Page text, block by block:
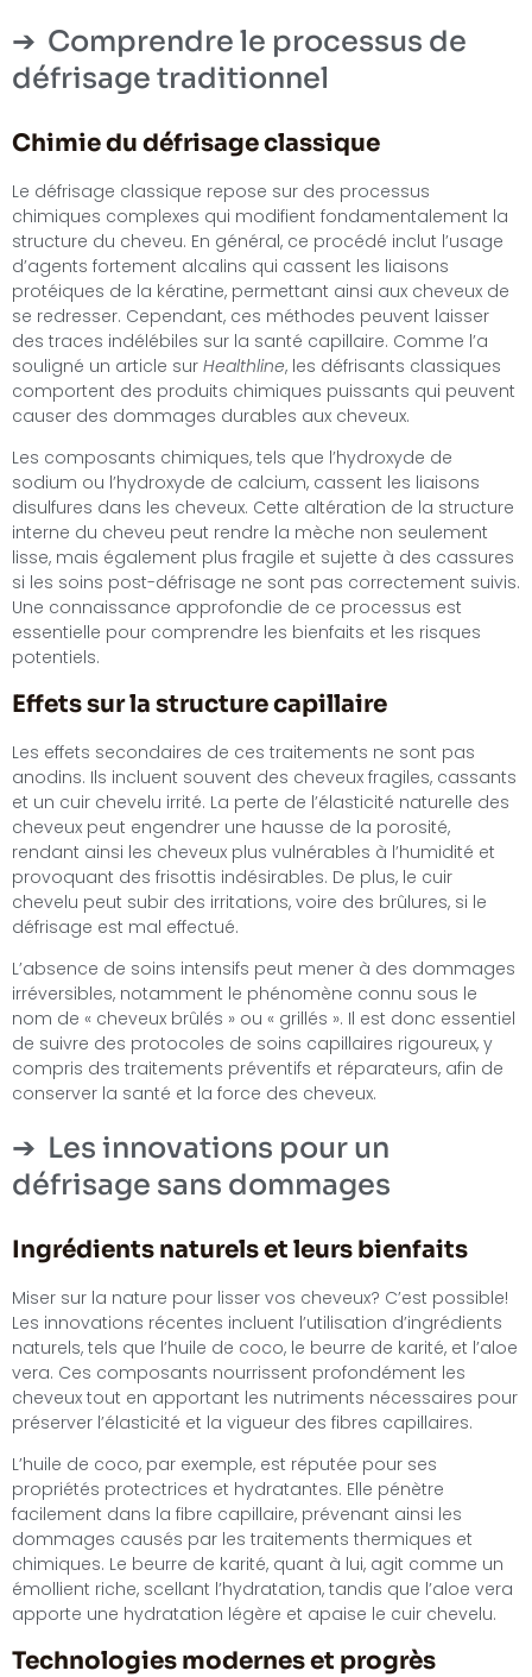
Comprendre le processus de
défrisage traditionnel
Chimie du défrisage classique
Le défrisage classique repose sur des processus
chimiques complexes qui modifient fondamentalement la
structure du cheveu. En général, ce procédé inclut l’usage
d’agents fortement alcalins qui cassent les liaisons
protéiques de la kératine, permettant ainsi aux cheveux de
se redresser. Cependant, ces méthodes peuvent laisser
des traces indélébiles sur la santé capillaire. Comme l’a
souligné un article sur Healthline, les défrisants classiques
comportent des produits chimiques puissants qui peuvent
causer des dommages durables aux cheveux.
Les composants chimiques, tels que l’hydroxyde de
sodium ou l’hydroxyde de calcium, cassent les liaisons
disulfures dans les cheveux. Cette altération de la structure
interne du cheveu peut rendre la mèche non seulement
lisse, mais également plus fragile et sujette à des cassures
si les soins post-défrisage ne sont pas correctement suivis.
Une connaissance approfondie de ce processus est
essentielle pour comprendre les bienfaits et les risques
potentiels.
Effets sur la structure capillaire
Les effets secondaires de ces traitements ne sont pas
anodins. Ils incluent souvent des cheveux fragiles, cassants
et un cuir chevelu irrité. La perte de l’élasticité naturelle des
cheveux peut engendrer une hausse de la porosité,
rendant ainsi les cheveux plus vulnérables à l’humidité et
provoquant des frisottis indésirables. De plus, le cuir
chevelu peut subir des irritations, voire des brûlures, si le
défrisage est mal effectué.
L’absence de soins intensifs peut mener à des dommages
irréversibles, notamment le phénomène connu sous le
nom de « cheveux brûlés » ou « grillés ». Il est donc essentiel
de suivre des protocoles de soins capillaires rigoureux, y
compris des traitements préventifs et réparateurs, afin de
conserver la santé et la force des cheveux.
Les innovations pour un
défrisage sans dommages
Ingrédients naturels et leurs bienfaits
Miser sur la nature pour lisser vos cheveux? C’est possible!
Les innovations récentes incluent l’utilisation d’ingrédients
naturels, tels que l’huile de coco, le beurre de karité, et l’aloe
vera. Ces composants nourrissent profondément les
cheveux tout en apportant les nutriments nécessaires pour
préserver l’élasticité et la vigueur des fibres capillaires.
L’huile de coco, par exemple, est réputée pour ses
propriétés protectrices et hydratantes. Elle pénètre
facilement dans la fibre capillaire, prévenant ainsi les
dommages causés par les traitements thermiques et
chimiques. Le beurre de karité, quant à lui, agit comme un
émollient riche, scellant l’hydratation, tandis que l’aloe vera
apporte une hydratation légère et apaise le cuir chevelu.
Technologies modernes et progrès